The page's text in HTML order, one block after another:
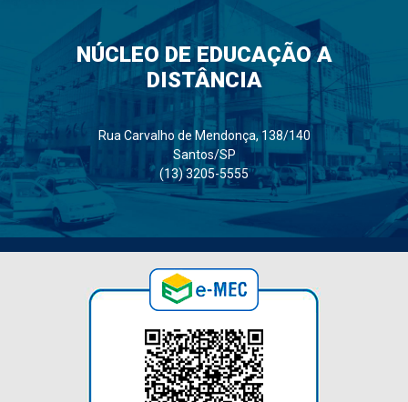
NÚCLEO DE EDUCAÇÃO A
DISTÂNCIA
Rua Carvalho de Mendonça, 138/140
Santos/SP
(13) 3205-5555